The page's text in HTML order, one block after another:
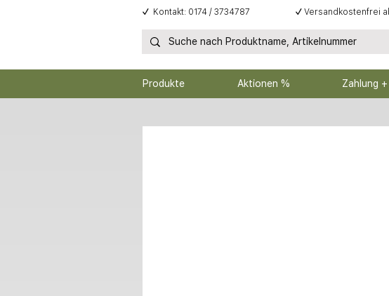
Produkte Aktionen % Zahlung +
✓ Kontakt: 0174 / 3734787 ✓ Versandkostenfrei